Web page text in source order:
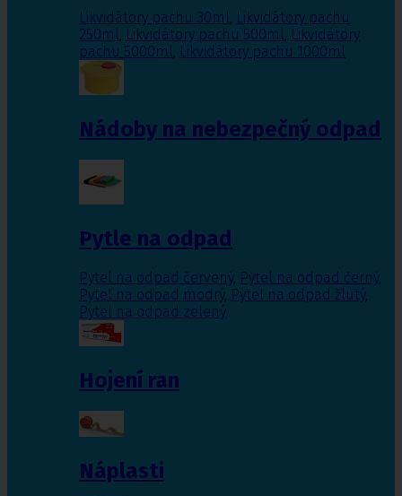
Likvidátory pachu 30ml, Likvidátory pachu
250ml, Likvidátory pachu 500ml, Likvidátory
pachu 5000ml, Likvidátory pachu 1000ml
Nádoby na nebezpečný odpad
Pytle na odpad
Pytel na odpad červený, Pytel na odpad černý,
Pytel na odpad modrý, Pytel na odpad žlutý,
Pytel na odpad zelený
Hojení ran
Náplasti